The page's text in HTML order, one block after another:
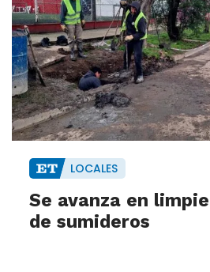
LOCALES
Se avanza en
de sumideros